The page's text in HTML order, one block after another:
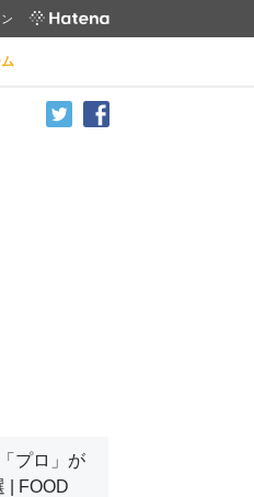
プロ」が
| FOOD